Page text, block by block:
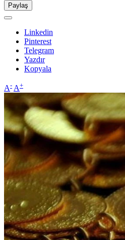
Paylaş
Linkedin
Pinterest
Telegram
Yazdır
Kopyala
A- A+